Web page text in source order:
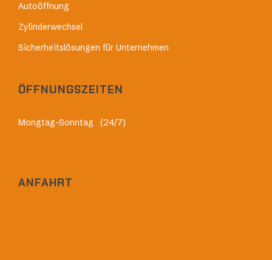
Autoöffnung
Zylinderwechsel
Sicherheitslösungen für Unternehmen
ÖFFNUNGSZEITEN
Mongtag-Sonntag (24/7)
ANFAHRT